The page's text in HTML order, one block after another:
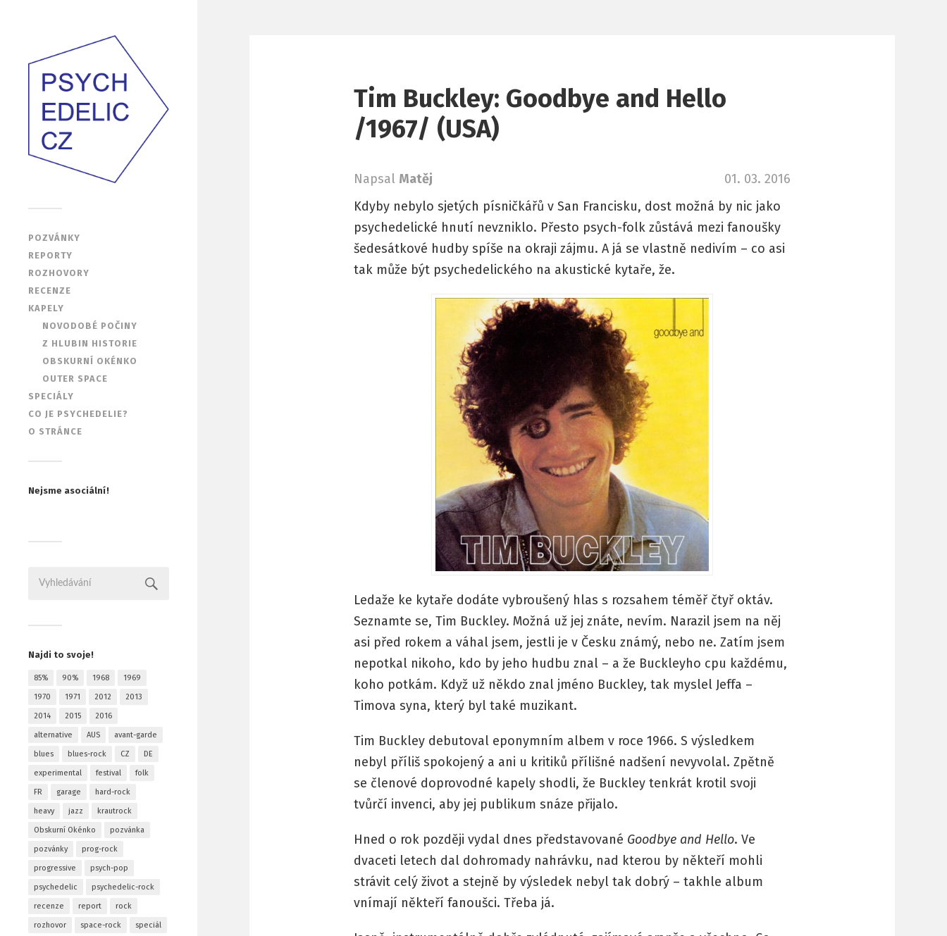
POZVÁNKY
REPORTY
ROZHOVORY
RECENZE
KAPELY
NOVODOBÉ POČINY
Z HLUBIN HISTORIE
OBSKURNÍ OKÉNKO
OUTER SPACE
SPECIÁLY
CO JE PSYCHEDELIE?
O STRÁNCE
Nejsme asociální!
Najdi to svoje!
85% 90% 1968 1969
1970 1971 2012 2013
2014 2015 2016
alternative AUS avant-garde
blues blues-rock CZ DE
experimental festival folk
FR garage hard-rock
heavy jazz krautrock
Obskurní Okénko pozvánka
pozvánky prog-rock
progressive psych-pop
psychedelic psychedelic-rock
recenze report rock
rozhovor space-rock speciál
Tim Buckley: Goodbye and Hello
/1967/ (USA)
Napsal Matěj
01. 03. 2016
Kdyby nebylo sjetých písničkářů v San Francisku, dost možná by nic jako
psychedelické hnutí nevzniklo. Přesto psych-folk zůstává mezi fanoušky
šedesátkové hudby spíše na okraji zájmu. A já se vlastně nedivím – co asi
tak může být psychedelického na akustické kytaře, že.
Ledaže ke kytaře dodáte vybroušený hlas s rozsahem téměř čtyř oktáv.
Seznamte se, Tim Buckley. Možná už jej znáte, nevím. Narazil jsem na něj
asi před rokem a váhal jsem, jestli je v Česku známý, nebo ne. Zatím jsem
nepotkal nikoho, kdo by jeho hudbu znal – a že Buckleyho cpu každému,
koho potkám. Když už někdo znal jméno Buckley, tak myslel Jeffa –
Timova syna, který byl také muzikant.
Tim Buckley debutoval eponymním albem v roce 1966. S výsledkem
nebyl příliš spokojený a ani u kritiků přílišné nadšení nevyvolal. Zpětně
se členové doprovodné kapely shodli, že Buckley tenkrát krotil svoji
tvůrčí invenci, aby jej publikum snáze přijalo.
Hned o rok později vydal dnes představované Goodbye and Hello. Ve
dvaceti letech dal dohromady nahrávku, nad kterou by někteří mohli
strávit celý život a stejně by výsledek nebyl tak dobrý – takhle album
vnímají někteří fanoušci. Třeba já.